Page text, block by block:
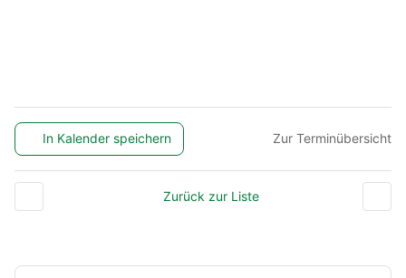
In Kalender speichern Zur Terminübersicht
Zurück zur Liste